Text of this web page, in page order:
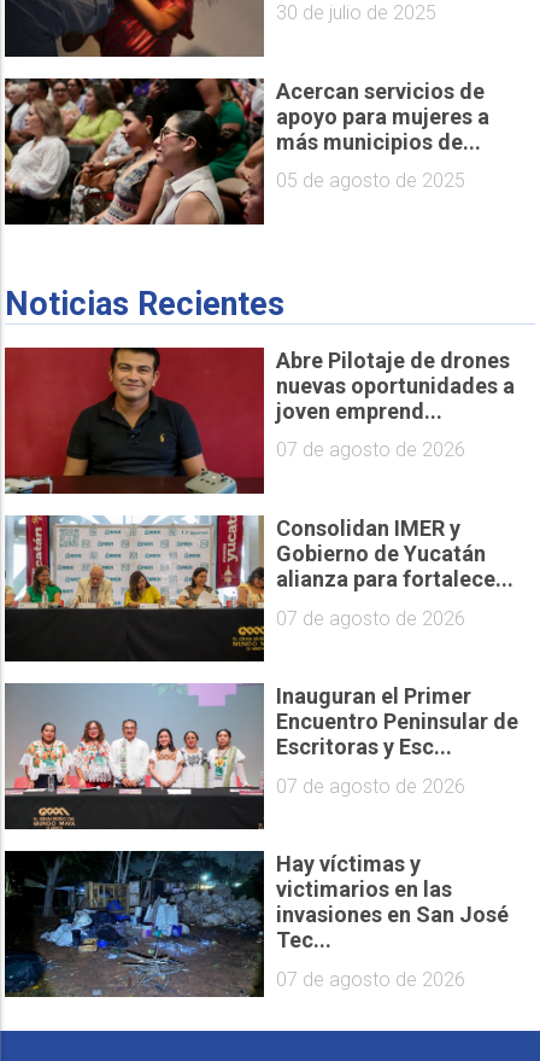
30 de julio de 2025
Acercan servicios de
apoyo para mujeres a
más municipios de...
05 de agosto de 2025
Noticias Recientes
Abre Pilotaje de drones
nuevas oportunidades a
joven emprend...
07 de agosto de 2026
Consolidan IMER y
Gobierno de Yucatán
alianza para fortalece...
07 de agosto de 2026
Inauguran el Primer
Encuentro Peninsular de
Escritoras y Esc...
07 de agosto de 2026
Hay víctimas y
victimarios en las
invasiones en San José
Tec...
07 de agosto de 2026